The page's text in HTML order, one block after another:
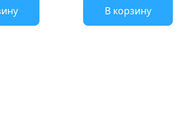
В корзину